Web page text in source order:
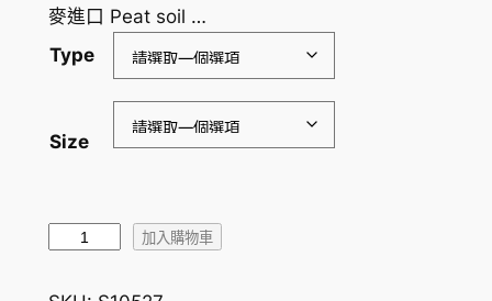
K
麥進口 Peat soil …
Type
Size
麥
加入購物車